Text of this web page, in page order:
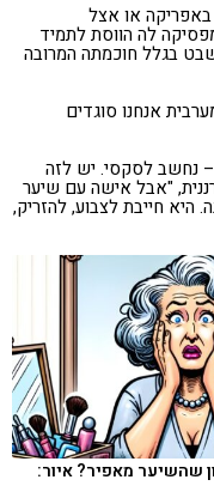
באפריקה או אצל
לה הווסת לתמיד
בגלל חוכמתה המרובה
אנחנו סוגדים
נחשב לסקסי. יש לזה
"אבל אישה עם שיער
היא חייבת לצבוע, להזריק,
שהשיער מאפיר? איור: